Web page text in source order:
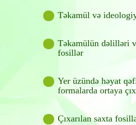
Təkamül və
Təkamülün dəlilləri
fosillər
Yer üzündə həyat
formalarda ortaya
Çıxarılan saxta